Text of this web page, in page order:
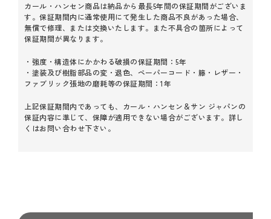
カール・ハンセン商品は納品から最長5年間の保証期間がございま
す。保証期間内に通常使用にて発生した商品不良があった場合、
無償で修理、または交換いたします。また不具合の箇所によって
保証期間が異なります。
・強度・構造体にかかわる破損の保証期間：5年
・塗装及び樹脂部品の変・退色、ペーパーコード・籐・レザー・
ファブリック張地の磨耗等の保証期間：1年
上記保証期間内であっても、カール・ハンセン＆サン ジャパンの
保証内容に準じて、保障が適用できない場合がございます。詳し
くはお問い合わせ下さい。